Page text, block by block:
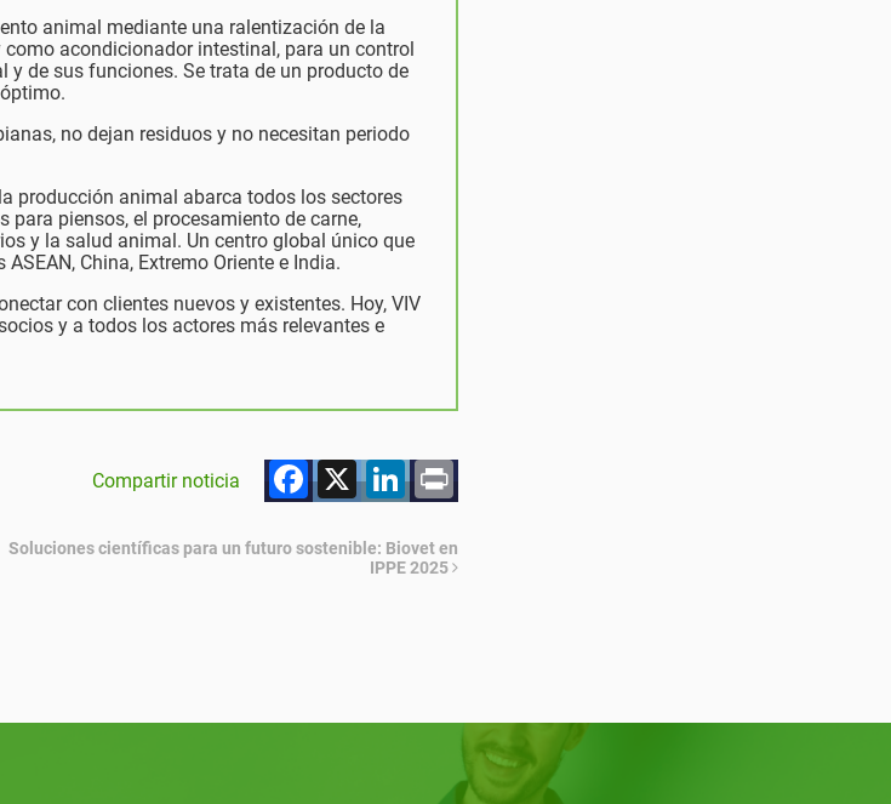
animal mediante una ralentización de la
acondicionador intestinal, para un control
de sus funciones. Se trata de un producto de
no dejan residuos y no necesitan periodo
producción animal abarca todos los sectores
piensos, el procesamiento de carne,
y la salud animal. Un centro global único que
China, Extremo Oriente e India.
con clientes nuevos y existentes. Hoy, VIV
y a todos los actores más relevantes e
Compartir noticia Facebook
X LinkedIn
Print
Soluciones científicas para un futuro sostenible: Biovet en
IPPE 2025